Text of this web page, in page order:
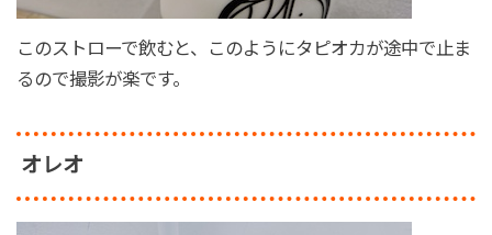
このストローで飲むと、このようにタピオカが途中で止ま
るので撮影が楽です。
オレオ